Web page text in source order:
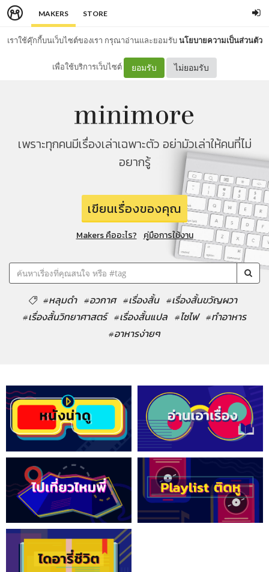
MAKERS STORE
เราใช้คุ๊กกี้บนเว็บไซต์ของเรา กรุณาอ่านและยอมรับนโยบายความเป็นส่วนตัว
เพื่อใช้บริการเว็บไซต์ ยอมรับ ไม่ยอมรับ
เพราะทุกคนมีเรื่องเล่าเฉพาะตัว อย่ามัวเล่าให้คนที่ไม่
อยากรู้
เขียนเรื่องของคุณ
Makers คืออะไร? คู่มือการใช้งาน
#หลุมดำ #อวกาศ #เรื่องสั้น #เรื่องสั้นขวัญผวา
#เรื่องสั้นวิทยาศาสตร์ #เรื่องสั้นแปล #ไซไฟ #ทำอาหาร
#อาหารง่ายๆ